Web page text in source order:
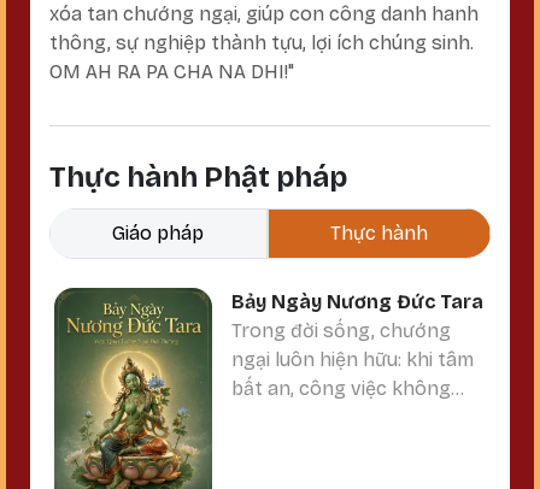
xóa tan chướng ngại, giúp con công danh hanh
thông, sự nghiệp thành tựu, lợi ích chúng sinh.
OM AH RA PA CHA NA DHI!"
Thực hành Phật pháp
Giáo pháp Thực hành
Bảy Ngày Nương Đức Tara
Trong đời sống, chướng
ngại luôn hiện hữu: khi tâm
bất an, công việc không